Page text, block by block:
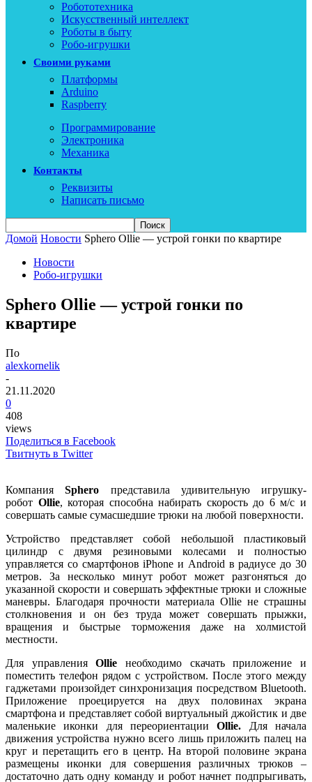
Робототехника
Искусственный интеллект
Роботы в быту
Робо-игрушки
Своими руками
Платформы
Arduino
Raspberry
Программирование
Электроника
Механика
Контакты
Реквизиты
Написать письмо
Домой Новости Sphero Ollie — устрой гонки по квартире
Новости
Робо-игрушки
Sphero Ollie — устрой гонки по
квартире
По
alexkornelik
-
21.11.2020
0
408
views
Поделиться в Facebook
Твитнуть в Twitter
КомпанияSphero представила удивительную игрушку-
робот Ollie, которая способна набирать скорость до 6 м/с и
совершать самые сумасшедшие трюки на любой поверхности.
Устройство представляет собой небольшой пластиковый
цилиндр с двумя резиновыми колесами и полностью
управляется со смартфонов iPhone и Android в радиусе до 30
метров. За несколько минут робот может разгоняться до
указанной скорости и совершать эффектные трюки и сложные
маневры. Благодаря прочности материала Ollie не страшны
столкновения и он без труда может совершать прыжки,
вращения и быстрые торможения даже на холмистой
местности.
Для управленияOllie необходимо скачать приложение и
поместить телефон рядом с устройством. После этого между
гаджетами произойдет синхронизация посредством Bluetooth.
Приложение проецируется на двух половинах экрана
смартфона и представляет собой виртуальный джойстик и две
маленькие иконки для переориентацииOllie. Для начала
движения устройства нужно всего лишь приложить палец на
круг и перетащить его в центр. На второй половине экрана
размещены иконки для совершения различных трюков –
достаточно дать одну команду и робот начнет подпрыгивать,